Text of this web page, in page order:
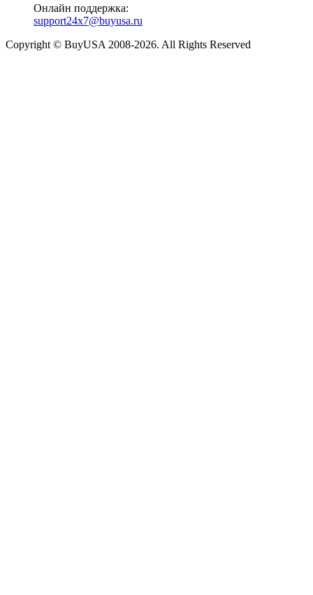
Онлайн поддержка:
support24x7@buyusa.ru
Copyright © BuyUSA 2008-2026. All Rights Reserved